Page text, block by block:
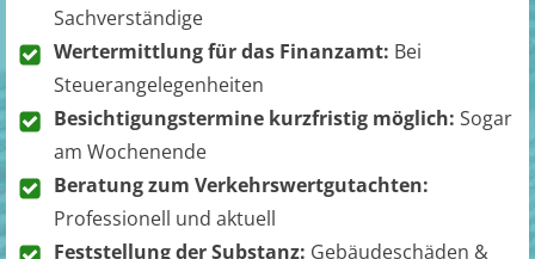
Sachverständige
Wertermittlung für das Finanzamt: Bei
Steuerangelegenheiten
Besichtigungstermine kurzfristig möglich: Sogar
am Wochenende
Beratung zum Verkehrswertgutachten:
Professionell und aktuell
Feststellung der Substanz: Gebäudeschäden &